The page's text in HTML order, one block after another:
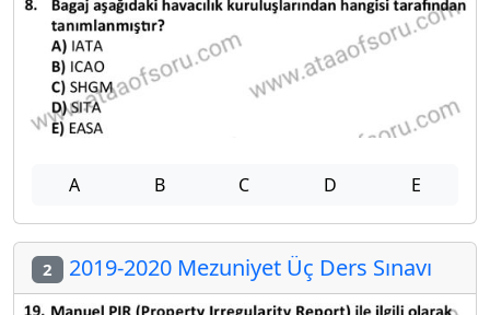
A B C D E
2 2019-2020 Mezuniyet Üç Ders Sınavı